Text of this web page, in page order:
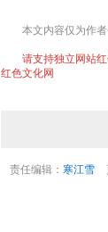
本文内容仅为作
请支持独立网站
红色文化网
责任编辑：寒江雪